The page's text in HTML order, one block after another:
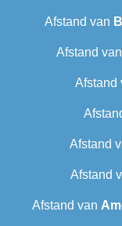
Afstand van
Afstand van
Afstand
Afstand
Afstand
Afstand van